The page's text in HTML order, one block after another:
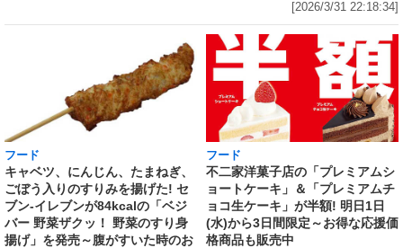
[2026/3/31 22:18:34]
フード
キャベツ、にんじん、たまねぎ、
ごぼう入りのすりみを揚げた! セ
ブン‐イレブンが84kcalの「ベジ
バー 野菜ザクッ！ 野菜のすり身
揚げ」を発売～腹がすいた時のお
フード
不二家洋菓子店の「プレミアムシ
ョートケーキ」＆「プレミアムチ
ョコ生ケーキ」が半額! 明日1日
(水)から3日間限定～お得な応援価
格商品も販売中